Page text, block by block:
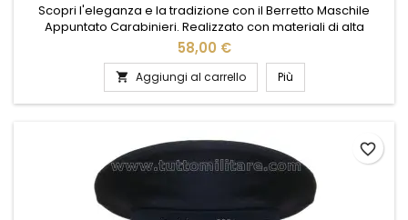
Scopri l'eleganza e la tradizione con il Berretto Maschile
Appuntato Carabinieri. Realizzato con materiali di alta
qualità, questo berretto rappresenta l'orgoglio e la
dedizione delle forze dell'ordine italiane. Il design classico e
distintivo si abbina perfettamente a qualsiasi uniforme,
garantendo comfort e stile in ogni occasione. Ideale per
cerimonie...
58,00 €
 Aggiungi al carrello Più
favorite_border